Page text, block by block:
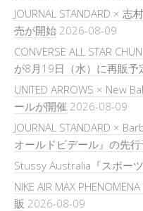
JOURNAL STANDARD ×
売が開始 2026-08-09
CONVERSE ALL STAR
が8月19日（水）に再販予
UNITED ARROWS × New
ールが開催 2026-08-09
JOURNAL STANDARD ×
オールドビデール』の先
Stussy Australia『スポー
NIKE AIR MAX
販 2026-08-09